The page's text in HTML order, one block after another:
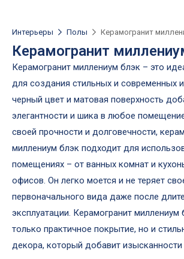
Интерьеры Полы Керамогранит
Керамогранит
Керамогранит миллениум блэк – это
для создания стильных и современных
черный цвет и матовая поверхность
элегантности и шика в любое
своей прочности и долговечности,
миллениум блэк подходит для
помещениях – от ванных комнат и
офисов. Он легко моется и не теряет
первоначального вида даже после
эксплуатации. Керамогранит миллениум
только практичное покрытие, но и
декора, который добавит изысканности